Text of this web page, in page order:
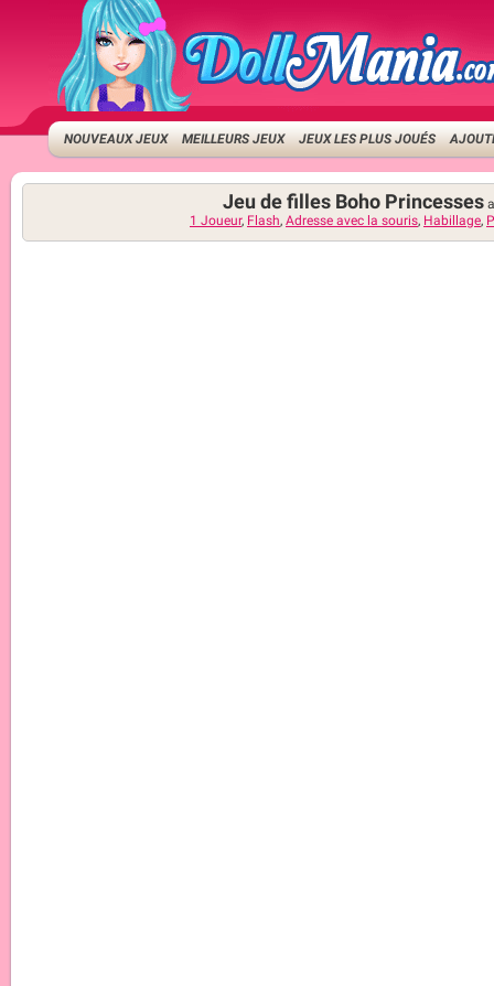
NOUVEAUX JEUX MEILLEURS JEUX JEUX LES PLUS JOUÉS
Jeu de filles Boho Princesses
1 Joueur, Flash, Adresse avec la souris, Habillage,